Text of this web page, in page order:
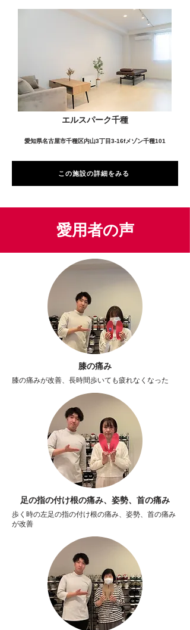
エルスパーク千種
愛知県名古屋市千種区内山3丁目3-16fメゾン千種101
この施設の詳細をみる
愛用者の声
膝の痛み
膝の痛みが改善、長時間歩いても疲れなくなった
足の指の付け根の痛み、姿勢、首の痛み
歩く時の左足の指の付け根の痛み、姿勢、首の痛み
が改善